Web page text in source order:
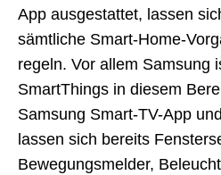
App ausgestattet, lassen
sämtliche Smart-Home-
regeln. Vor allem Samsung
SmartThings in diesem
Samsung Smart-TV-App
lassen sich bereits
Bewegungsmelder,